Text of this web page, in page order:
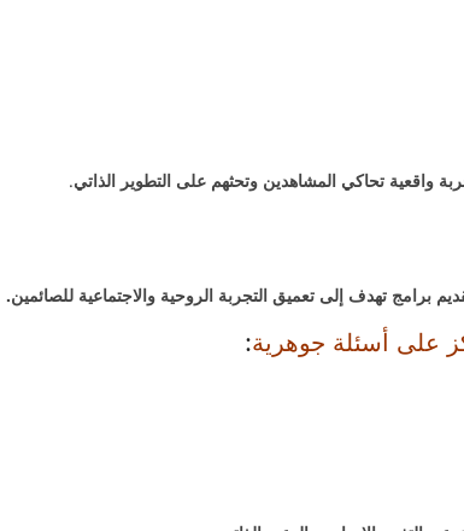
واقعية تحاكي المشاهدين وتحثهم على التطوير الذاتي.
تهدف إلى تعميق التجربة الروحية والاجتماعية للصائمين.
على أسئلة جوهرية: